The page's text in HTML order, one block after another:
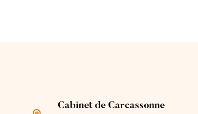
Cabinet de Carcassonne